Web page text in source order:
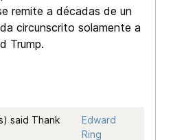
remite a décadas de un
circunscrito solamente a
Trump.
said Thank
Edward
Ring